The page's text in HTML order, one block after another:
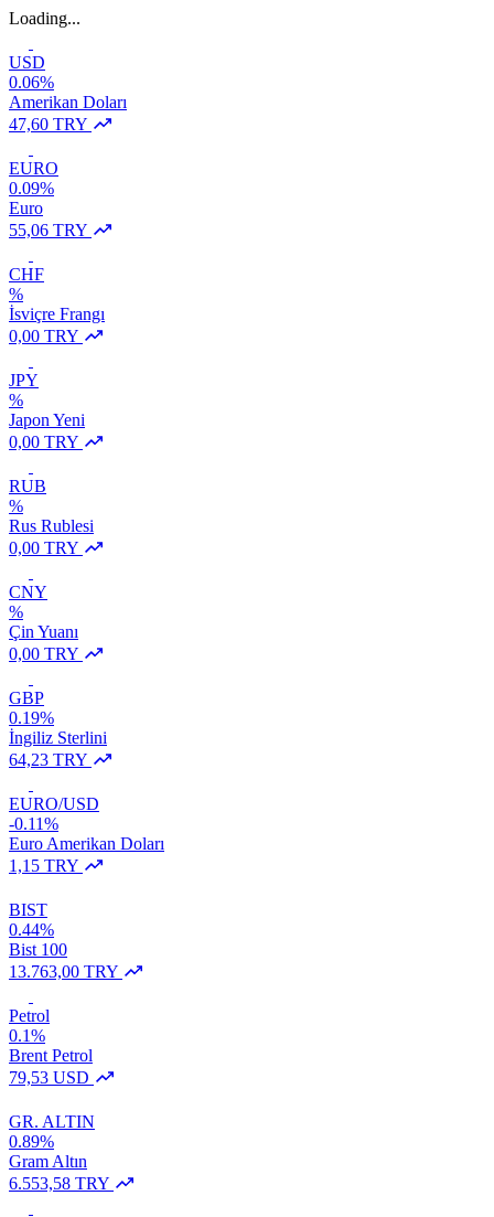
Loading...
USD
0.06%
Amerikan Doları
47,60 TRY
EURO
0.09%
Euro
55,06 TRY
CHF
%
İsviçre Frangı
0,00 TRY
JPY
%
Japon Yeni
0,00 TRY
RUB
%
Rus Rublesi
0,00 TRY
CNY
%
Çin Yuanı
0,00 TRY
GBP
0.19%
İngiliz Sterlini
64,23 TRY
EURO/USD
-0.11%
Euro Amerikan Doları
1,15 TRY
BIST
0.44%
Bist 100
13.763,00 TRY
Petrol
0.1%
Brent Petrol
79,53 USD
GR. ALTIN
0.89%
Gram Altın
6.553,58 TRY